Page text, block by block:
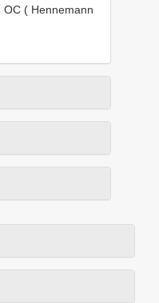
( Hennemann